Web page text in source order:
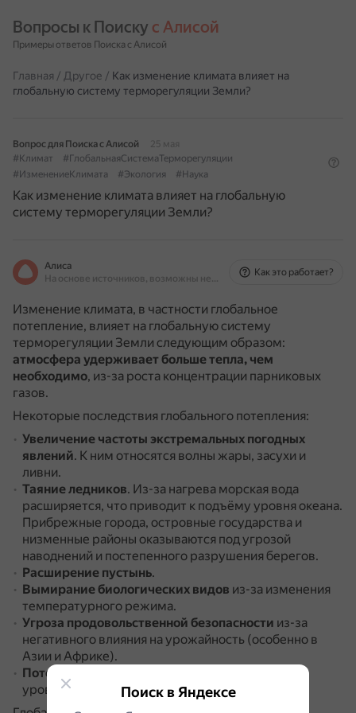
Вопросы к Поиску с Алисой
Примеры ответов Поиска с Алисой
Главная / Другое / Как изменение климата влияет на
глобальную систему терморегуляции Земли?
Вопрос для Поиска с Алисой
25 мая
#Климат
#ГлобальнаяСистемаТерморегуляции
#ИзменениеКлимата
#Экология #Наука
Как изменение климата влияет на глобальную
систему терморегуляции Земли?
Алиса
На основе источников, возможны неточности
Как это работает?
Изменение климата, в частности глобальное
потепление, влияет на глобальную систему
терморегуляции Земли следующим образом:
атмосфера удерживает больше тепла, чем
необходимо, из-за роста концентрации парниковых
газов.
Некоторые последствия глобального потепления:
Увеличение частоты экстремальных погодных
явлений. К ним относятся волны жары, засухи и
ливни.
Таяние ледников. Из-за нагрева морская вода
расширяется, что приводит к подъёму уровня океана.
Прибрежные города, островные государства и
низменные районы оказываются под угрозой
наводнений и постепенного разрушения берегов.
Расширение пустынь.
Вымирание биологических видов из-за изменения
температурного режима.
Угроза продовольственной безопасности из-за
негативного влияния на урожайность (особенно в
Азии и Африке).
Потеря мест обитания людей
из-за повышения
уровня моря.
Поиск в Яндексе